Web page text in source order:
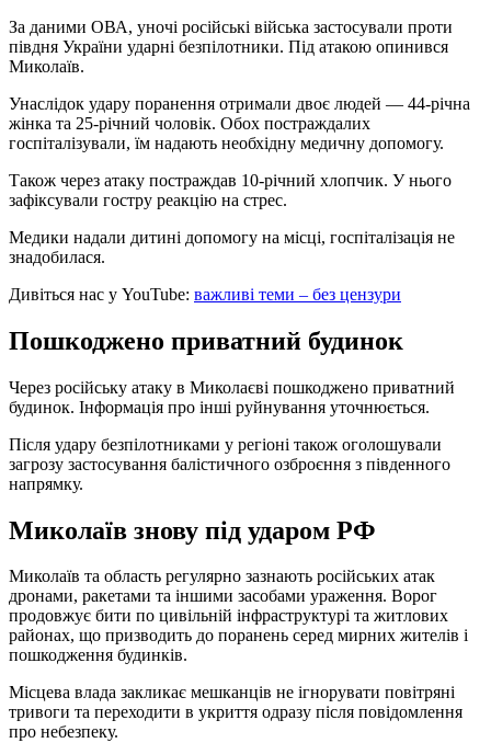
За даними ОВА, уночі російські війська застосували проти
півдня України ударні безпілотники. Під атакою опинився
Миколаїв.
Унаслідок удару поранення отримали двоє людей — 44-річна
жінка та 25-річний чоловік. Обох постраждалих
госпіталізували, їм надають необхідну медичну допомогу.
Також через атаку постраждав 10-річний хлопчик. У нього
зафіксували гостру реакцію на стрес.
Медики надали дитині допомогу на місці, госпіталізація не
знадобилася.
Дивіться нас у YouTube: важливі теми – без цензури
Пошкоджено приватний будинок
Через російську атаку в Миколаєві пошкоджено приватний
будинок. Інформація про інші руйнування уточнюється.
Після удару безпілотниками у регіоні також оголошували
загрозу застосування балістичного озброєння з південного
напрямку.
Миколаїв знову під ударом РФ
Миколаїв та область регулярно зазнають російських атак
дронами, ракетами та іншими засобами ураження. Ворог
продовжує бити по цивільній інфраструктурі та житлових
районах, що призводить до поранень серед мирних жителів і
пошкодження будинків.
Місцева влада закликає мешканців не ігнорувати повітряні
тривоги та переходити в укриття одразу після повідомлення
про небезпеку.